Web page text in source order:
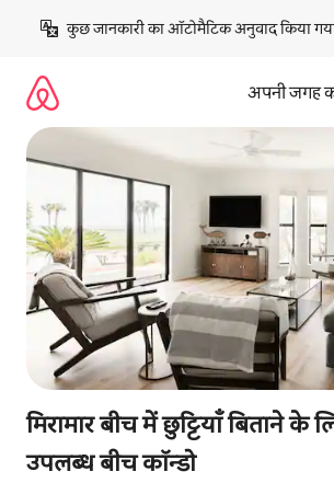
छोड़कर
कॉन्टेंट
कुछ जानकारी का ऑटोमैटिक अनुवाद किया
अपनी जगह
मिरामार बीच में छुट्टियाँ बिताने के
उपलब्ध बीच कॉन्डो